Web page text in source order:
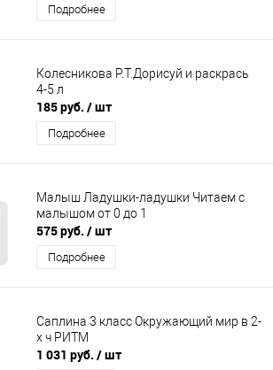
Подробнее
Колесникова Р.Т.Дорисуй и раскрась
4-5 л
185 руб. / шт
Подробнее
Малыш Ладушки-ладушки Читаем с
малышом от 0 до 1
575 руб. / шт
Подробнее
Саплина 3 класс Окружающий мир в 2-
х ч РИТМ
1 031 руб. / шт